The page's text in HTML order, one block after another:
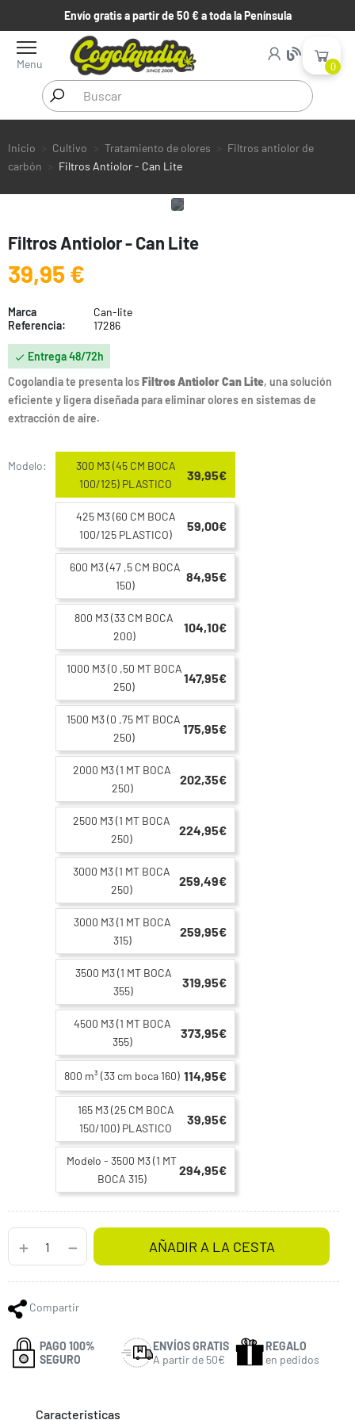
Envío gratis a partir de 50 € a toda la Península
Menu 0
Inicio Cultivo Tratamiento de olores
Filtros antiolor de
carbón
Filtros Antiolor - Can Lite
Filtros Antiolor - Can Lite
39,95 €
Marca
Can-lite
Referencia:
17286
 Entrega 48/72h
Cogolandia te presenta losFiltros Antiolor Can Lite, una solución
eficiente y ligera diseñada para eliminar olores en sistemas de
extracción de aire.
Modelo:
300 M3 (45 CM BOCA
100/125) PLASTICO
39,95€
425 M3 (60 CM BOCA
100/125 PLASTICO)
59,00€
600 M3 (47 ,5 CM BOCA
150)
84,95€
800 M3 (33 CM BOCA
200)
104,10€
1000 M3 (0 ,50 MT BOCA
250)
147,95€
1500 M3 (0 ,75 MT BOCA
250)
175,95€
2000 M3 (1 MT BOCA
250)
202,35€
2500 M3 (1 MT BOCA
250)
224,95€
3000 M3 (1 MT BOCA
250)
259,49€
3000 M3 (1 MT BOCA
315)
259,95€
3500 M3 (1 MT BOCA
355)
319,95€
4500 M3 (1 MT BOCA
355)
373,95€
800 m³ (33 cm boca 160) 114,95€
165 M3 (25 CM BOCA
150/100) PLASTICO
39,95€
Modelo - 3500 M3 (1 MT
BOCA 315)
294,95€
AÑADIR A LA CESTA
Compartir
PAGO 100%
SEGURO
ENVÍOS GRATIS
A partir de 50€
REGALO
en pedidos
Caracteristicas